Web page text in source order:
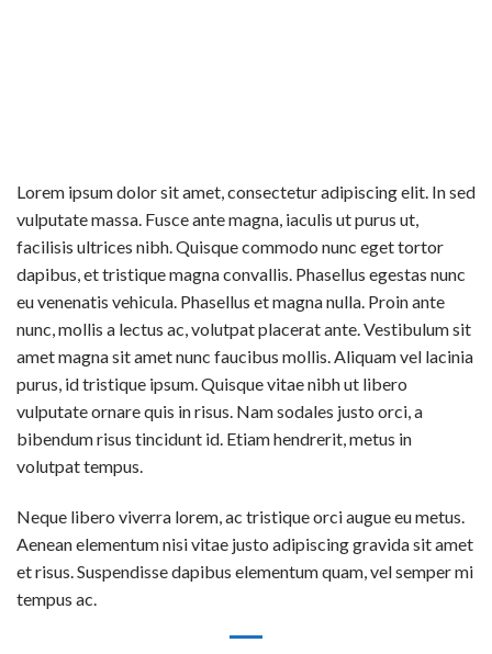
Lorem ipsum dolor sit amet, consectetur adipiscing elit. In sed
vulputate massa. Fusce ante magna, iaculis ut purus ut,
facilisis ultrices nibh. Quisque commodo nunc eget tortor
dapibus, et tristique magna convallis. Phasellus egestas nunc
eu venenatis vehicula. Phasellus et magna nulla. Proin ante
nunc, mollis a lectus ac, volutpat placerat ante. Vestibulum sit
amet magna sit amet nunc faucibus mollis. Aliquam vel lacinia
purus, id tristique ipsum. Quisque vitae nibh ut libero
vulputate ornare quis in risus. Nam sodales justo orci, a
bibendum risus tincidunt id. Etiam hendrerit, metus in
volutpat tempus.
Neque libero viverra lorem, ac tristique orci augue eu metus.
Aenean elementum nisi vitae justo adipiscing gravida sit amet
et risus. Suspendisse dapibus elementum quam, vel semper mi
tempus ac.